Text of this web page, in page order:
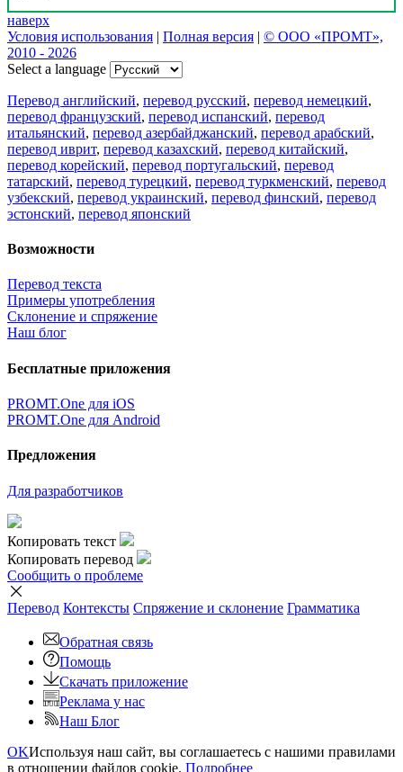
наверх
Условия использования | Полная версия | © ООО «ПРОМТ»,
2010 - 2026
Select a language
Перевод английский, перевод русский, перевод немецкий,
перевод французский, перевод испанский, перевод
итальянский, перевод азербайджанский, перевод арабский,
перевод иврит, перевод казахский, перевод китайский,
перевод корейский, перевод португальский, перевод
татарский, перевод турецкий, перевод туркменский, перевод
узбекский, перевод украинский, перевод финский, перевод
эстонский, перевод японский
Возможности
Перевод текста
Примеры употребления
Склонение и спряжение
Наш блог
Бесплатные приложения
PROMT.One для iOS
PROMT.One для Android
Предложения
Для разработчиков
Копировать текст
Копировать перевод
Сообщить о проблеме
Перевод Контексты Спряжение и склонение Грамматика
Обратная связь
Помощь
Скачать приложение
Реклама у нас
Наш Блог
OKИспользуя наш сайт, вы соглашаетесь с нашими правилами
в отношении файлов cookie. Подробнее